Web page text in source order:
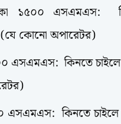
১৫০০ এসএমএস:
কোনো অপারেটর)
এসএমএস: কিনতে
এসএমএস: কিনতে